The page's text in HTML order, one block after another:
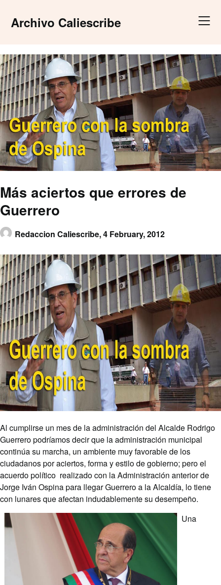
contentArchivo Caliescribe
Más aciertos que errores de
Guerrero
Redaccion Caliescribe,4 February, 2012
Al cumplirse un mes de la administración del Alcalde Rodrigo
Guerrero podríamos decir que la administración municipal
continúa su marcha, un ambiente muy favorable de los
ciudadanos por aciertos, forma y estilo de gobierno; pero el
acuerdo político realizado con la Administración anterior de
Jorge Iván Ospina para llegar Guerrero a la Alcaldía, lo tiene
con lunares que afectan indudablemente su desempeño.
Una